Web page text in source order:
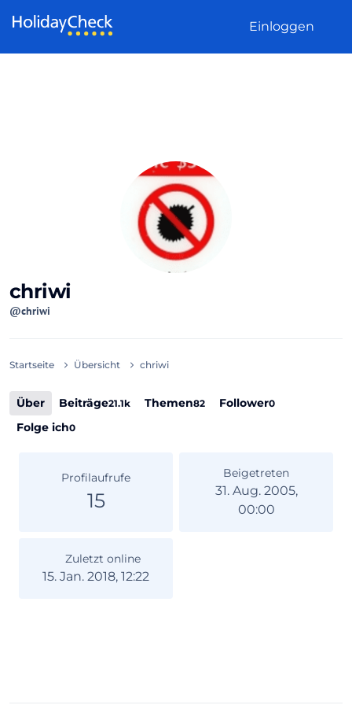
Einloggen
chriwi
@chriwi
Startseite Übersicht chriwi
Über Beiträge21.1k Themen82 Follower0
Folge ich0
Profilaufrufe
15
Beigetreten
31. Aug. 2005,
00:00
Zuletzt online
15. Jan. 2018, 12:22